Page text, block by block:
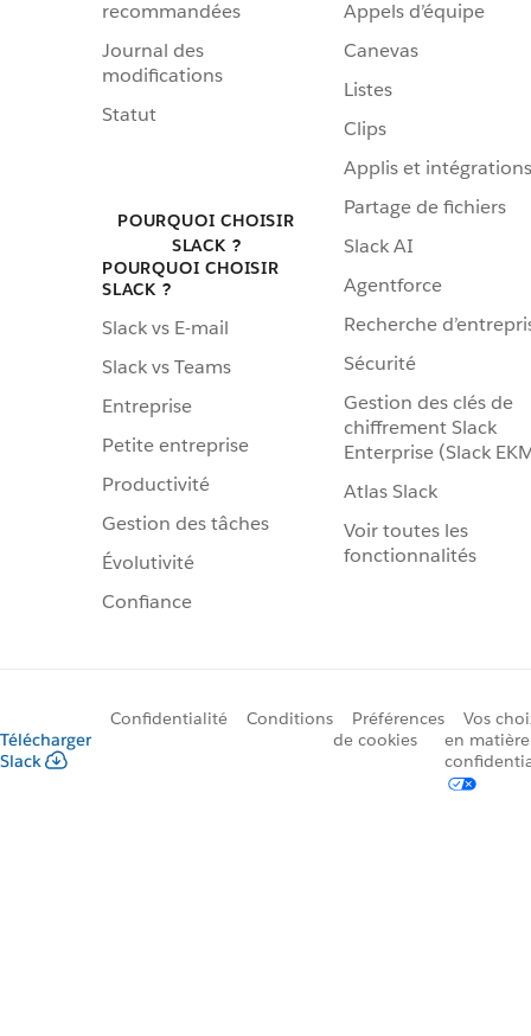
recommandées
Journal des
modifications
Statut
POURQUOI CHOISIR
SLACK ?
POURQUOI CHOISIR
SLACK ?
Slack vs E-mail
Slack vs Teams
Entreprise
Petite entreprise
Productivité
Gestion des tâches
Évolutivité
Confiance
Appels d’équipe
Canevas
Listes
Clips
Applis et intégrations
Partage de fichiers
Slack AI
Agentforce
Recherche
Sécurité
Gestion des clés de
chiffrement Slack
Enterprise (Slack
Atlas Slack
Voir toutes les
fonctionnalités
Télécharger
Slack
Confidentialité Conditions
Préférences
de cookies
Vos
en